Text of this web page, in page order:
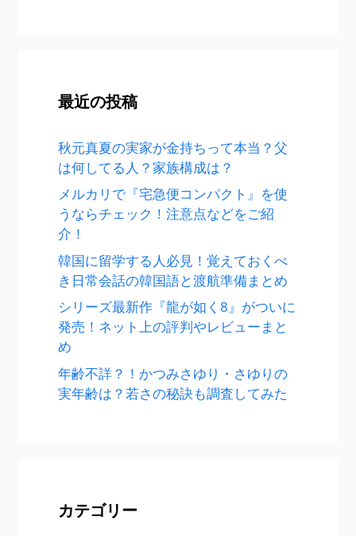
最近の投稿
秋元真夏の実家が金持ちって本当？父
は何してる人？家族構成は？
メルカリで『宅急便コンパクト』を使
うならチェック！注意点などをご紹
介！
韓国に留学する人必見！覚えておくべ
き日常会話の韓国語と渡航準備まとめ
シリーズ最新作『龍が如く8』がついに
発売！ネット上の評判やレビューまと
め
年齢不詳？！かつみさゆり・さゆりの
実年齢は？若さの秘訣も調査してみた
カテゴリー